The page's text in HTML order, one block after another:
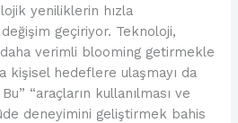
yeniliklerin hızla
geçiriyor. Teknoloji,
verimli blooming getirmekle
kişisel hedeflere ulaşmayı da
“araçların kullanılması ve
deneyimini geliştirmek bahis